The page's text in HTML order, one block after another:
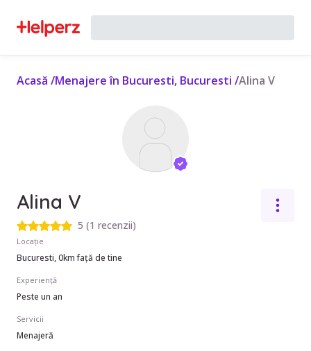
Acasă /Menajere în Bucuresti, Bucuresti /Alina V
Alina V
5 (1 recenzii)
Locație
Bucuresti, 0km față de tine
Experiență
Peste un an
Servicii
Menajeră